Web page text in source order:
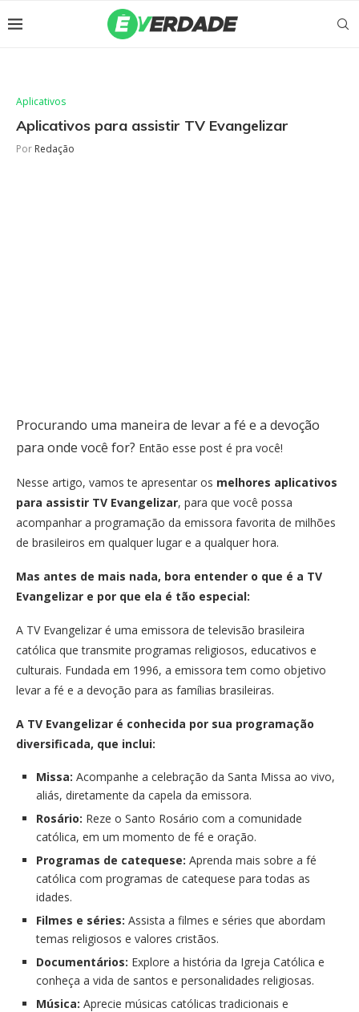
Aplicativos
Aplicativos para assistir TV Evangelizar
Por Redação
Procurando uma maneira de levar a fé e a devoção
para onde você for? Então esse post é pra você!
Nesse artigo, vamos te apresentar os melhores aplicativos
para assistir TV Evangelizar, para que você possa
acompanhar a programação da emissora favorita de milhões
de brasileiros em qualquer lugar e a qualquer hora.
Mas antes de mais nada, bora entender o que é a TV
Evangelizar e por que ela é tão especial:
A TV Evangelizar é uma emissora de televisão brasileira
católica que transmite programas religiosos, educativos e
culturais. Fundada em 1996, a emissora tem como objetivo
levar a fé e a devoção para as famílias brasileiras.
A TV Evangelizar é conhecida por sua programação
diversificada, que inclui:
Missa: Acompanhe a celebração da Santa Missa ao vivo,
aliás, diretamente da capela da emissora.
Rosário: Reze o Santo Rosário com a comunidade
católica, em um momento de fé e oração.
Programas de catequese: Aprenda mais sobre a fé
católica com programas de catequese para todas as
idades.
Filmes e séries: Assista a filmes e séries que abordam
temas religiosos e valores cristãos.
Documentários: Explore a história da Igreja Católica e
conheça a vida de santos e personalidades religiosas.
Música: Aprecie músicas católicas tradicionais e